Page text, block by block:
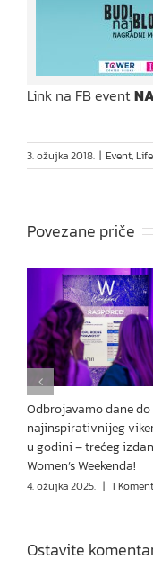
Link na FB event
3. ožujka 2018. | Event,
Povezane priče
Odbrojavamo dane do
najinspirativnijeg
u godini – trećeg
Women’s Weekenda!
4. ožujka 2025. | 1
Ostavite